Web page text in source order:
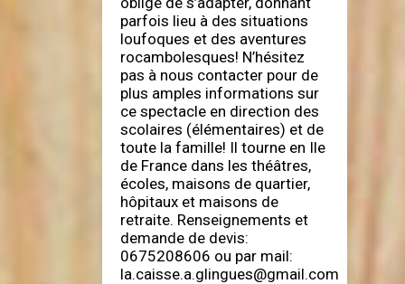
parfois lieu à des situations
loufoques et des aventures
rocambolesques! N’hésitez
pas à nous contacter pour de
plus amples informations sur
ce spectacle en direction des
scolaires (élémentaires) et de
toute la famille! Il tourne en Ile
de France dans les théâtres,
écoles, maisons de quartier,
hôpitaux et maisons de
retraite. Renseignements et
demande de devis:
0675208606 ou par mail:
la.caisse.a.glingues@gmail.com